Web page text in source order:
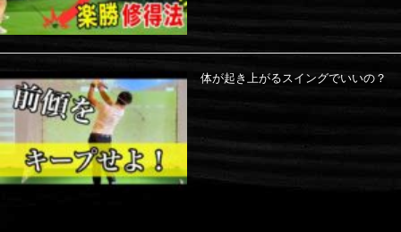
体が起き上がるスイングでいいの？